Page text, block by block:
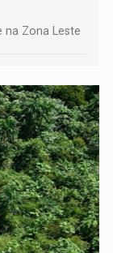
na Zona Leste